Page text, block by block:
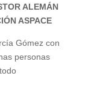
ALEMÁN
ASPACE
Gómez con
personas